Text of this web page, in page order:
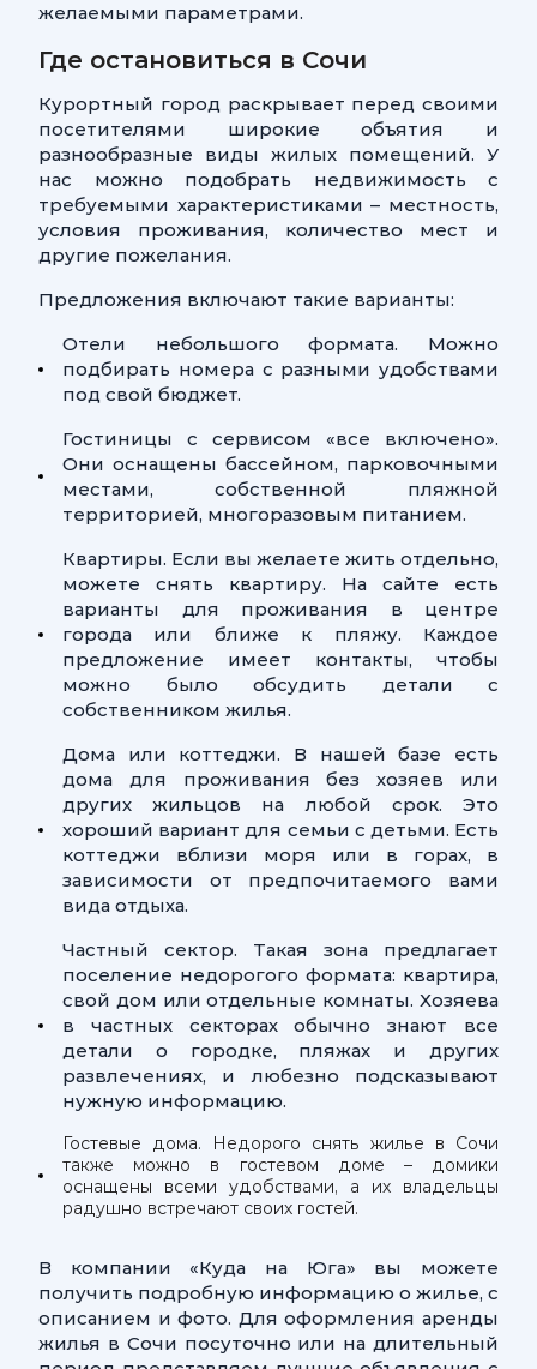
желаемыми параметрами.
Где остановиться в Сочи
Курортный город раскрывает перед своими
посетителями широкие объятия и
разнообразные виды жилых помещений. У
нас можно подобрать недвижимость с
требуемыми характеристиками – местность,
условия проживания, количество мест и
другие пожелания.
Предложения включают такие варианты:
Отели небольшого формата. Можно
подбирать номера с разными удобствами
под свой бюджет.
Гостиницы с сервисом «все включено».
Они оснащены бассейном, парковочными
местами, собственной пляжной
территорией, многоразовым питанием.
Квартиры. Если вы желаете жить отдельно,
можете снять квартиру. На сайте есть
варианты для проживания в центре
города или ближе к пляжу. Каждое
предложение имеет контакты, чтобы
можно было обсудить детали с
собственником жилья.
Дома или коттеджи. В нашей базе есть
дома для проживания без хозяев или
других жильцов на любой срок. Это
хороший вариант для семьи с детьми. Есть
коттеджи вблизи моря или в горах, в
зависимости от предпочитаемого вами
вида отдыха.
Частный сектор. Такая зона предлагает
поселение недорогого формата: квартира,
свой дом или отдельные комнаты. Хозяева
в частных секторах обычно знают все
детали о городке, пляжах и других
развлечениях, и любезно подсказывают
нужную информацию.
Гостевые дома. Недорого снять жилье в Сочи
также можно в гостевом доме – домики
оснащены всеми удобствами, а их владельцы
радушно встречают своих гостей.
В компании «Куда на Юга» вы можете
получить подробную информацию о жилье, с
описанием и фото. Для оформления аренды
жилья в Сочи посуточно или на длительный